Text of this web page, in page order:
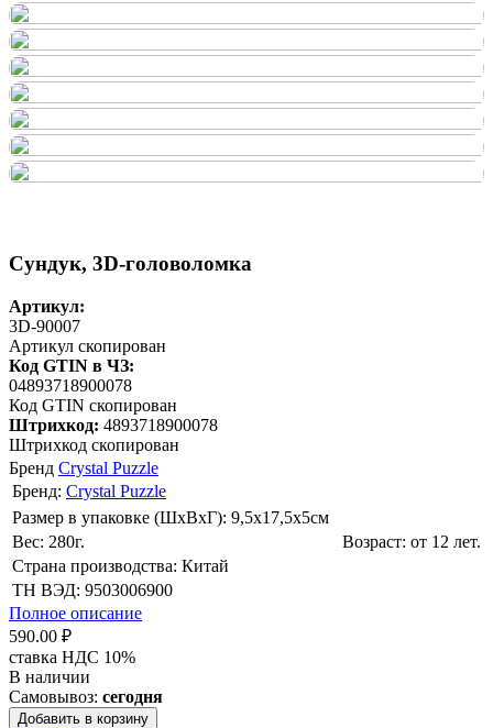
Сундук, 3D-головоломка
Артикул:
3D-90007
Артикул скопирован
Код GTIN в ЧЗ:
04893718900078
Код GTIN скопирован
Штрихкод: 4893718900078
Штрихкод скопирован
Бренд Crystal Puzzle
Бренд: Crystal Puzzle
Размер в упаковке (ШхВxГ): 9,5х17,5х5cм
Вес: 280г.
Возраст: от 12 лет.
Страна производства: Китай
ТН ВЭД: 9503006900
Полное описание
590.00 ₽
ставка НДС 10%
В наличии
Самовывоз: сегодня
Добавить в корзину